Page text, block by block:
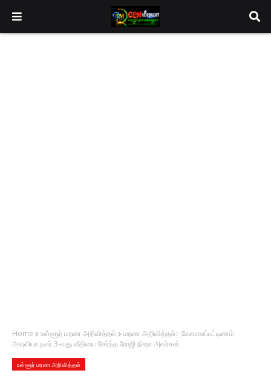
Home உள்ளூர் மரண அறிவித்தல்
மரண அறிவித்தல்:- கோபாலப்பட்டிணம்
அவுலியா நகர் 3-வது வீதியை சேர்ந்த ரோஜி நிஷா அவர்கள்
உள்ளூர் மரண அறிவித்தல்